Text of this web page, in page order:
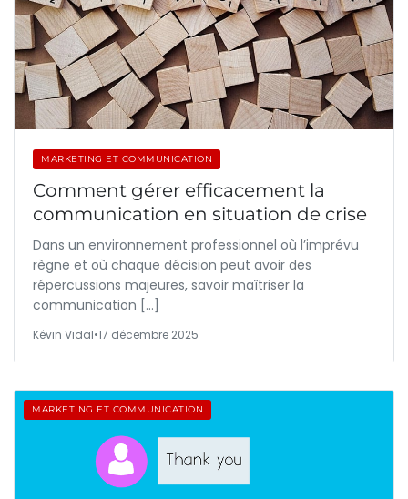
MARKETING ET COMMUNICATION
Comment gérer efficacement la
communication en situation de crise
Dans un environnement professionnel où l’imprévu
règne et où chaque décision peut avoir des
répercussions majeures, savoir maîtriser la
communication […]
Kévin Vidal•17 décembre 2025
MARKETING ET COMMUNICATION